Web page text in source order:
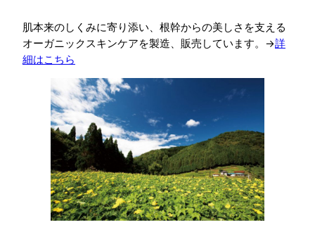
肌本来のしくみに寄り添い、根幹からの美しさを支える
オーガニックスキンケアを製造、販売しています。→詳
細はこちら